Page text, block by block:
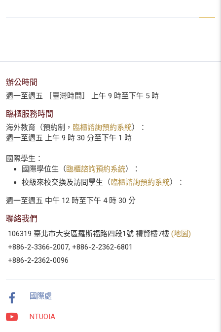
辦公時間
週一至週五 ［臺灣時間］ 上午 9 時至下午 5 時
臨櫃服務時間
海外教育（預約制， 臨櫃諮詢預約系統）：
週一至週五 上午 9 時 30 分至下午 1 時
國際學生：
國際學位生（臨櫃諮詢預約系統）：
校級來校交換及訪問學生（臨櫃諮詢預約系統）：
週一至週五 中午 12 時至下午 4 時 30 分
聯絡我們
106319 臺北市大安區羅斯福路四段1號 禮賢樓7樓 (地圖)
+886-2-3366-2007, +886-2-2362-6801
+886-2-2362-0096
國際處
NTUOIA